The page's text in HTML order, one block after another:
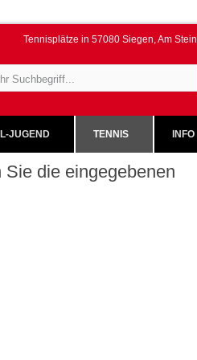
Tennisplätze in 57080 Siegen, Am Stein
JUGEND TENNIS INFO
Sie die eingegebenen